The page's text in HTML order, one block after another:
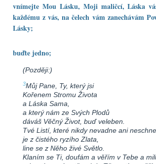
vnímejte Mou Lásku, Moji maličcí, Láska
každému z vás, na čelech vám zanechávám
Lásky;
buďte jedno;
(Později:)
3Můj Pane, Ty, který jsi
Kořenem Stromu Života
a Láska Sama,
a který nám ze Svých Plodů
dáváš Věčný Život, buď veleben.
Tvé Listí, které nikdy nevadne ani neschne,
je z čistého ryzího Zlata,
line se z Něho živé Světlo.
Klaním se Ti, doufám a věřím v Tebe a